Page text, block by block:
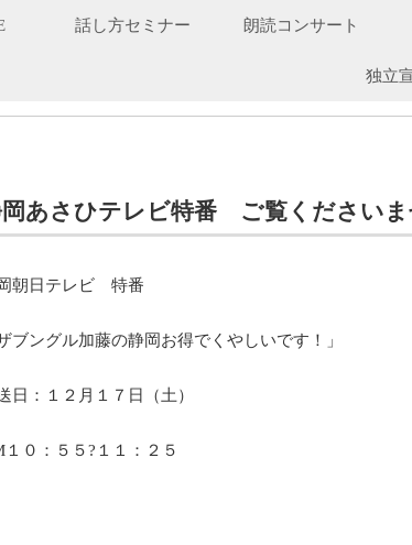
話し方セミナー 朗読コンサート
独立
あさひテレビ特番 ご覧くださいま
朝日テレビ 特番
ザブングル加藤の静岡お得でくやしいです！」
日：１２月１７日（土）
１０：５５?１１：２５